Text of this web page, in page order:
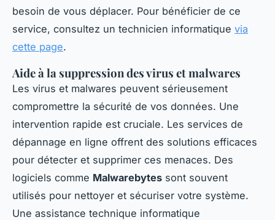
besoin de vous déplacer. Pour bénéficier de ce
service, consultez un technicien informatique via
cette page.
Aide à la suppression des virus et malwares
Les virus et malwares peuvent sérieusement
compromettre la sécurité de vos données. Une
intervention rapide est cruciale. Les services de
dépannage en ligne offrent des solutions efficaces
pour détecter et supprimer ces menaces. Des
logiciels comme Malwarebytes sont souvent
utilisés pour nettoyer et sécuriser votre système.
Une assistance technique informatique